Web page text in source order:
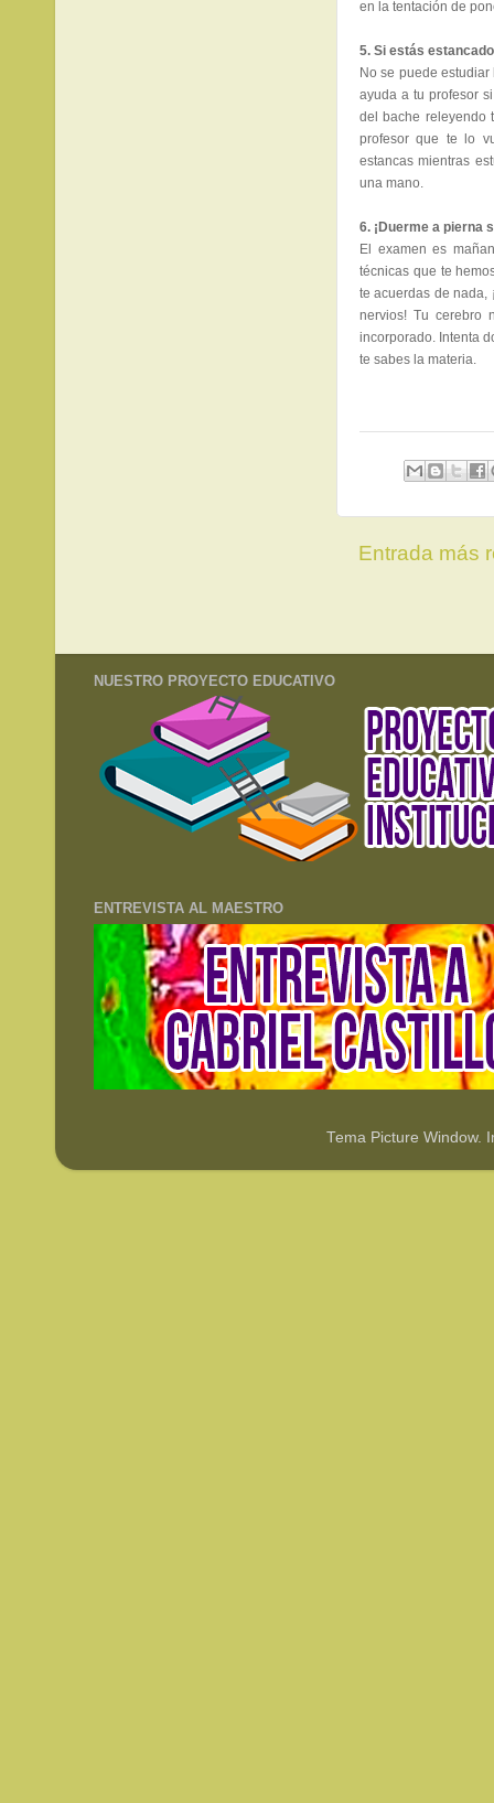
en la tentación de
5. Si estás
No se puede
ayuda a tu profesor
del bache releyendo
profesor que te lo
estancas mientras
una mano.
6. ¡Duerme a pierna
El examen es
técnicas que te
te acuerdas de nada,
nervios! Tu cerebro
incorporado. Intenta
te sabes la materia.
Entrada más
NUESTRO PROYECTO EDUCATIVO
ENTREVISTA AL MAESTRO
Tema Picture Window.